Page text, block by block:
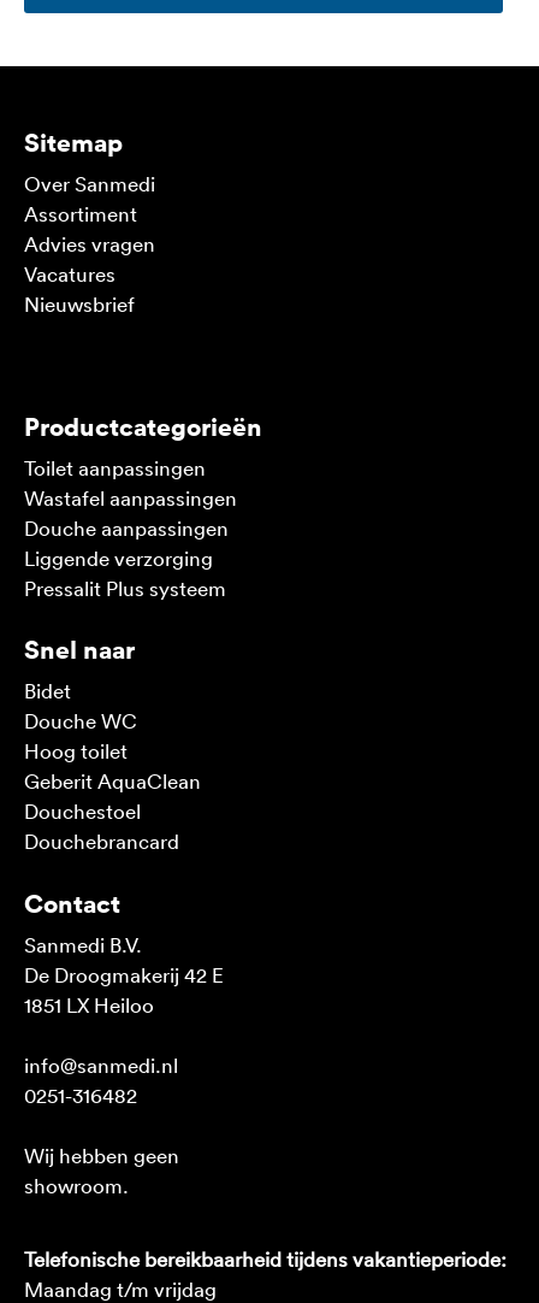
Sitemap
Over Sanmedi
Assortiment
Advies vragen
Vacatures
Nieuwsbrief
Productcategorieën
Toilet aanpassingen
Wastafel aanpassingen
Douche aanpassingen
Liggende verzorging
Pressalit Plus systeem
Snel naar
Bidet
Douche WC
Hoog toilet
Geberit AquaClean
Douchestoel
Douchebrancard
Contact
Sanmedi B.V.
De Droogmakerij 42 E
1851 LX Heiloo
info@sanmedi.nl
0251-316482
Wij hebben geen
showroom.
Telefonische bereikbaarheid tijdens vakantieperiode:
Maandag t/m vrijdag